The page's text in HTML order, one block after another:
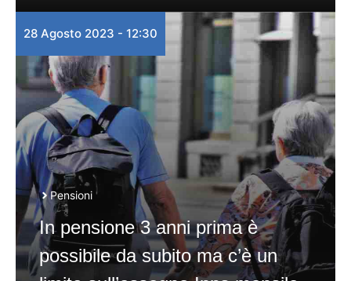
28 Agosto 2023 - 12:30
Pensioni
In pensione 3 anni prima è
possibile da subito ma c’è un